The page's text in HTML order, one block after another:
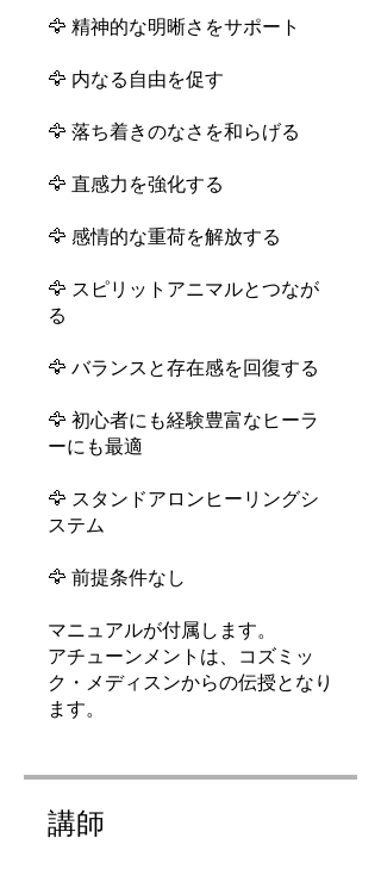
🦅 精神的な明晰さをサポート
🦅 内なる自由を促す
🦅 落ち着きのなさを和らげる
🦅 直感力を強化する
🦅 感情的な重荷を解放する
🦅 スピリットアニマルとつなが
る
🦅 バランスと存在感を回復する
🦅 初心者にも経験豊富なヒーラ
ーにも最適
🦅 スタンドアロンヒーリングシ
ステム
🦅 前提条件なし
マニュアルが付属します。
アチューンメントは、コズミッ
ク・メディスンからの伝授となり
講師